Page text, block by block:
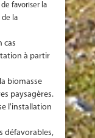
favoriser la
la
cas
à partir
biomasse
paysagères.
l'installation
défavorables,